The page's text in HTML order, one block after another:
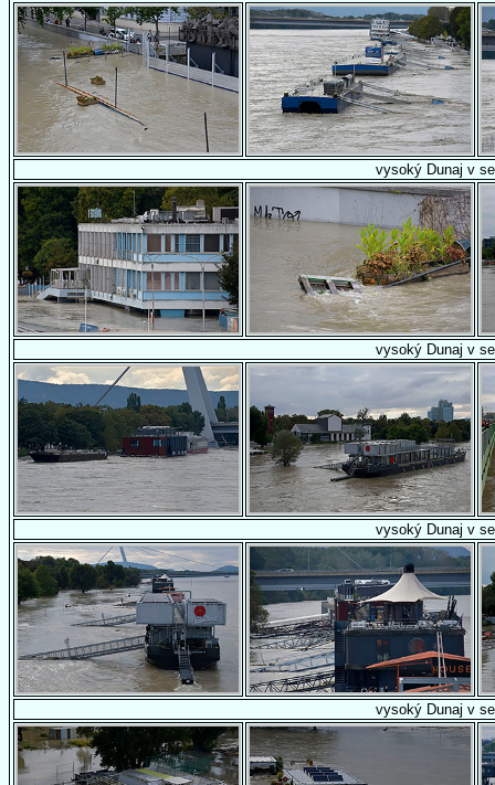
vysoký Dunaj v
vysoký Dunaj v
vysoký Dunaj v
vysoký Dunaj v